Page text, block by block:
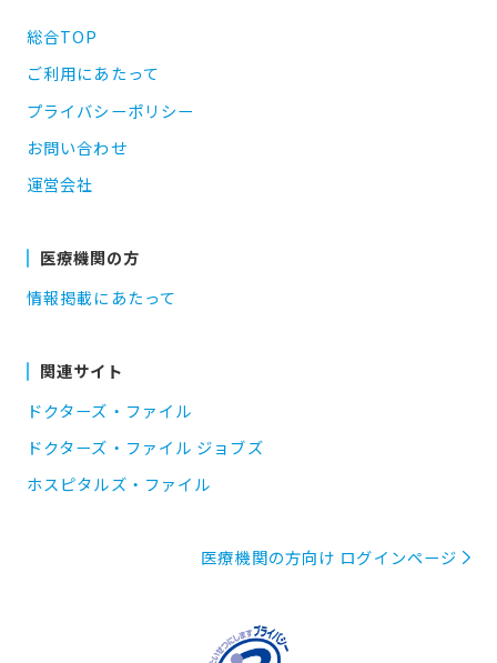
総合TOP
ご利用にあたって
プライバシーポリシー
お問い合わせ
運営会社
医療機関の方
情報掲載にあたって
関連サイト
ドクターズ・ファイル
ドクターズ・ファイル ジョブズ
ホスピタルズ・ファイル
医療機関の方向け ログインページ